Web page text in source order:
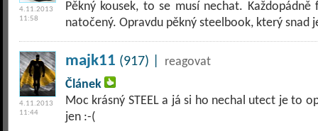
4.11.2013
11:58
Pěkný kousek, to se musí nechat.
natočený. Opravdu pěkný steelbook, který snad
4.11.2013
11:44
majk11 (917) |
reagovat
Článek
Moc krásný STEEL a já si ho nechal utect je to
jen :-(